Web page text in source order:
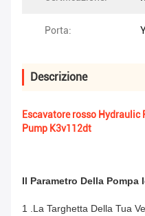
Porta:
Descrizione
Escavatore rosso
Pump K3v112dt
Il Parametro Della
1 .La Targhetta Della Tua